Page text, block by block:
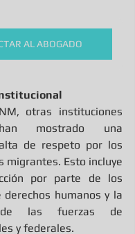
AL ABOGADO
otras instituciones
mostrado una
de respeto por los
migrantes. Esto incluye
por parte de los
derechos humanos y la
de las fuerzas de
y federales.